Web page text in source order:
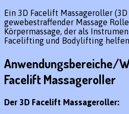
Ein 3D Facelift Massageroller
gewebestraffender Massage
Körpermassage, der als
Facelifting und Bodylifting
Anwendungsbereiche/
Facelift Massageroller
Der 3D Facelift Massageroller: